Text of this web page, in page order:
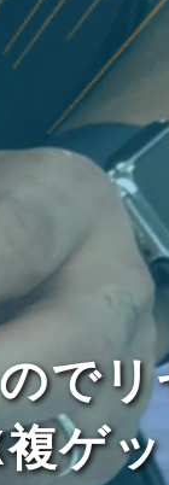
でリ
ゲ